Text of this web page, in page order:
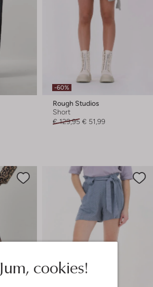
Jum, cookies!
-60%
Rough Studios
Short
€ 129,95 € 51,99